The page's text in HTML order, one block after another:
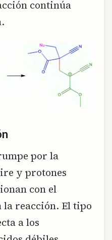
continúa
por la
y protones
con el
reacción. El tipo
a los